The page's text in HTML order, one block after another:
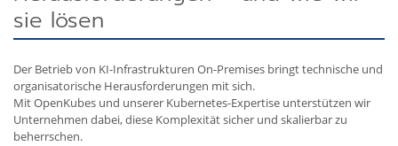
sie lösen
Der Betrieb von KI-Infrastrukturen On-Premises bringt technische und
organisatorische Herausforderungen mit sich.
Mit OpenKubes und unserer Kubernetes-Expertise unterstützen wir
Unternehmen dabei, diese Komplexität sicher und skalierbar zu
beherrschen.